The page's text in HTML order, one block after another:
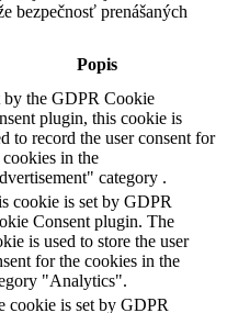
bezpečnosť prenášaných
Popis
by the GDPR Cookie
plugin, this cookie is
to record the user consent for
cookies in the
category .
cookie is set by GDPR
Consent plugin. The
is used to store the user
for the cookies in the
"Analytics".
cookie is set by GDPR